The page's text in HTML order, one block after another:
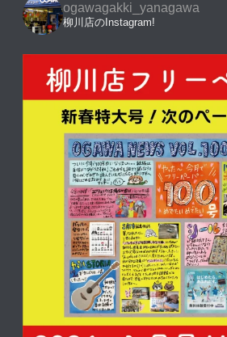
ogawagakki_yanagawa
柳川店のInstagram!